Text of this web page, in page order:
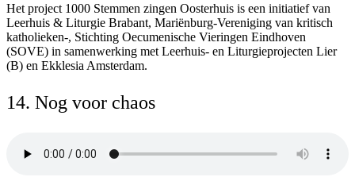
Het project 1000 Stemmen zingen Oosterhuis is een initiatief van
Leerhuis & Liturgie Brabant, Mariënburg-Vereniging van kritisch
katholieken-, Stichting Oecumenische Vieringen Eindhoven
(SOVE) in samenwerking met Leerhuis- en Liturgieprojecten Lier
(B) en Ekklesia Amsterdam.
14. Nog voor chaos